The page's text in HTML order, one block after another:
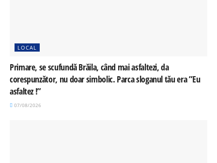
LOCAL
Primare, se scufundă Brăila, când mai asfaltezi, da
corespunzător, nu doar simbolic. Parca sloganul tău era ”Eu
asfaltez !”
07/08/2026